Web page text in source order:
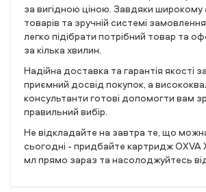
за вигідною ціною. Завдяки
товарів та зручній системі
легко підібрати потрібний товар та
за кілька хвилин.
Надійна доставка та гарантія якості
приємний досвід покупок, а
консультанти готові допомогти вам
правильний вибір.
Не відкладайте на завтра те, що
сьогодні - придбайте картридж OXVA
мл прямо зараз та насолоджуйтесь